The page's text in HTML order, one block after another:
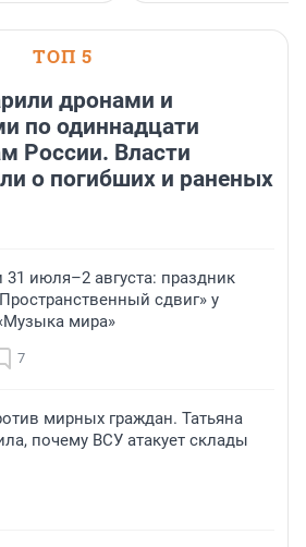
посетителям
ТОП 5
дронами и
по одиннадцати
России. Власти
о погибших и раненых
31 июля–2 августа: праздник
сдвиг» у
мира»
7
мирных граждан. Татьяна
почему ВСУ атакует склады